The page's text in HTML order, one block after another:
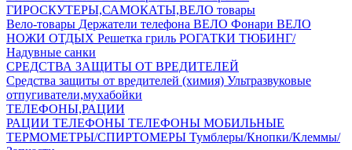
ГИРОСКУТЕРЫ,САМОКАТЫ,ВЕЛО товары
Вело-товары Держатели телефона ВЕЛО Фонари ВЕЛО
НОЖИ ОТДЫХ Решетка гриль РОГАТКИ ТЮБИНГ/
Надувные санки
СРЕДСТВА ЗАЩИТЫ ОТ ВРЕДИТЕЛЕЙ
Средства защиты от вредителей (химия) Ультразвуковые
отпугиватели,мухабойки
ТЕЛЕФОНЫ,РАЦИИ
РАЦИИ ТЕЛЕФОНЫ ТЕЛЕФОНЫ МОБИЛЬНЫЕ
ТЕРМОМЕТРЫ/СПИРТОМЕРЫ Тумблеры/Кнопки/Клеммы/